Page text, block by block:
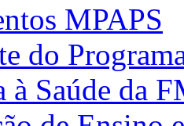
MPAPS
do
à Saúde da